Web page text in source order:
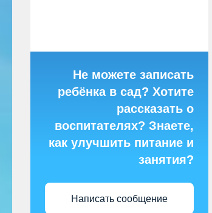
Не можете записать
ребёнка в сад? Хотите
рассказать о
воспитателях? Знаете,
как улучшить питание и
занятия?
Написать сообщение